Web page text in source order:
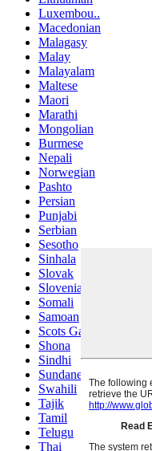
Luxembou..
Macedonian
Malagasy
Malay
Malayalam
Maltese
Maori
Marathi
Mongolian
Burmese
Nepali
Norwegian
Pashto
Persian
Punjabi
Serbian
Sesotho
Sinhala
Slovak
Slovenian
Somali
Samoan
Scots Gaelic
Shona
Sindhi
Sundanese
Swahili
Tajik
Tamil
Telugu
Thai